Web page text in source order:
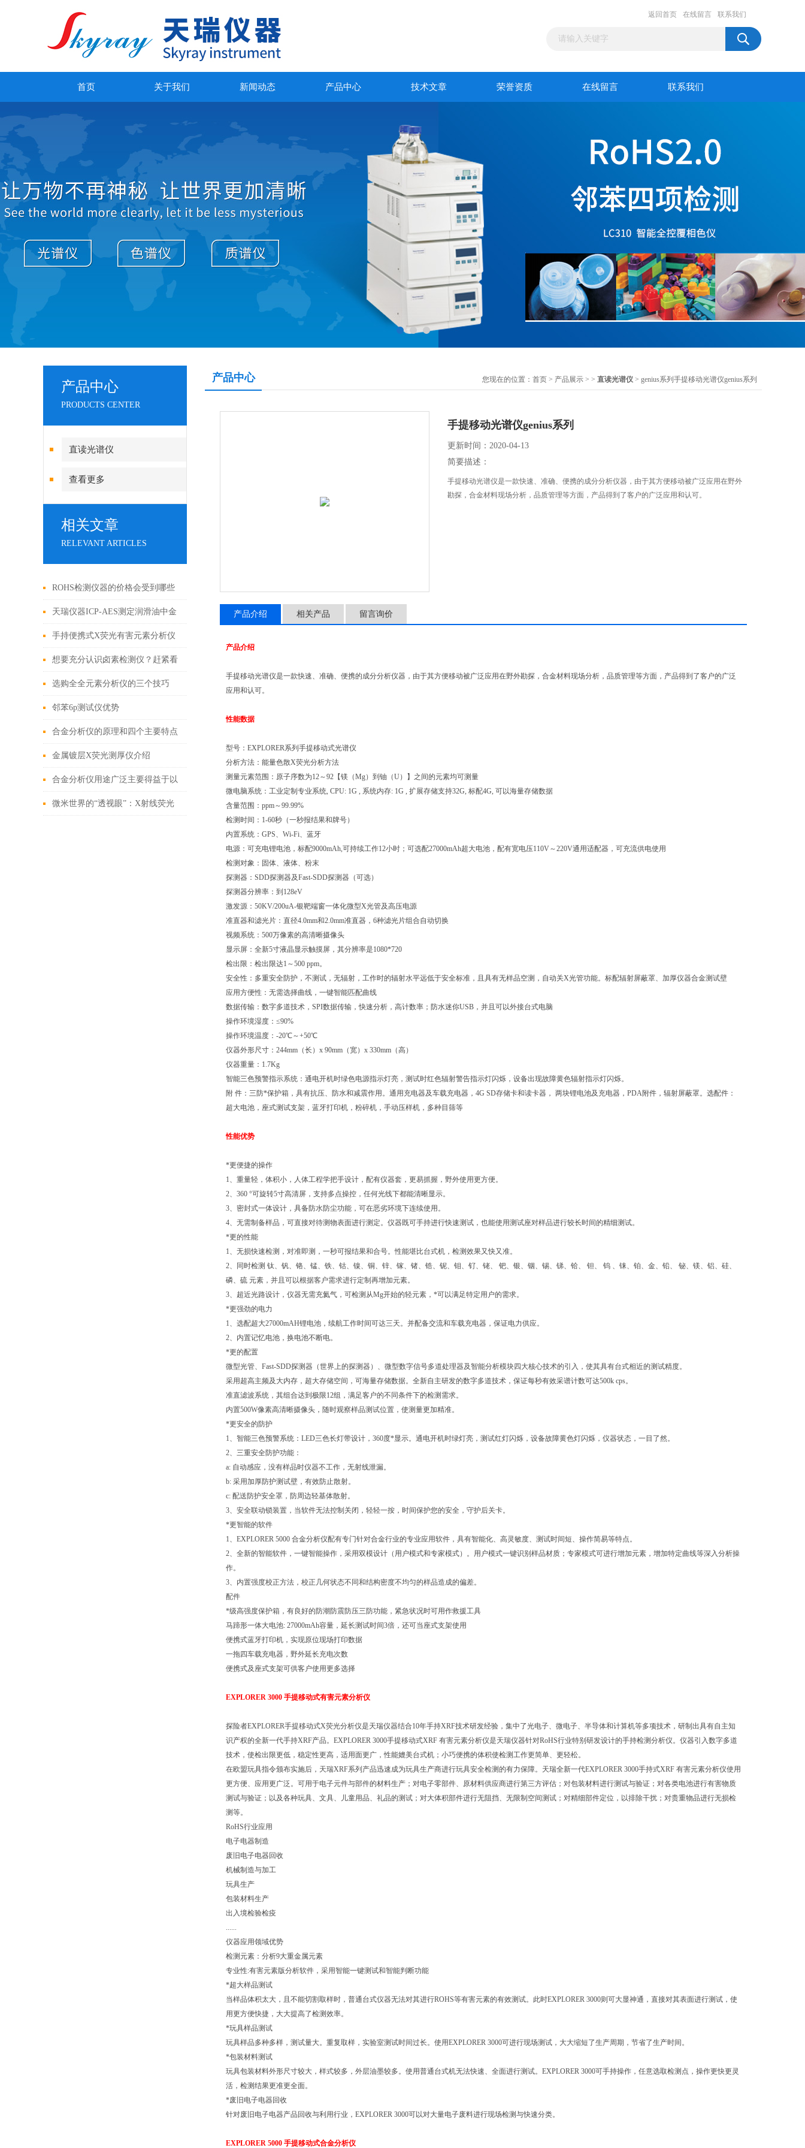
返回首页 在线留言 联系我们
首页 关于我们 新闻动态 产品中心 技术文章 荣誉资质 在线留言 联系我们
产品中心
PRODUCTS CENTER
直读光谱仪
查看更多
相关文章
RELEVANT ARTICLES
ROHS检测仪器的价格会受到哪些
因素的影响
天瑞仪器ICP-AES测定润滑油中金
属元素
手持便携式X荧光有害元素分析仪
六大性能优势
想要充分认识卤素检测仪？赶紧看
过来
选购全全元素分析仪的三个技巧
邻苯6p测试仪优势
合金分析仪的原理和四个主要特点
金属镀层X荧光测厚仪介绍
合金分析仪用途广泛主要得益于以
下优势
微米世界的“透视眼”：X射线荧光
产品中心 您现在的位置： 首页 > 产品展示 > > 直读光谱仪 > genius系列手提移动光谱仪genius系列
手提移动光谱仪genius系列
更新时间：2020-04-13
简要描述：
手提移动光谱仪是一款快速、准确、便携的成分分析仪器，由于其方便移动被广泛应用在野外
勘探，合金材料现场分析，品质管理等方面，产品得到了客户的广泛应用和认可。
产品介绍 相关产品 留言询价
产品介绍
手提移动光谱仪是一款快速、准确、便携的成分分析仪器，由于其方便移动被广泛应用在野外勘探，合金材料现场分析，品质管理等方面，产品得到了客户的广泛
应用和认可。
性能数据
型号：EXPLORER系列手提移动式光谱仪
分析方法：能量色散X荧光分析方法
测量元素范围：原子序数为12～92【镁（Mg）到铀（U）】之间的元素均可测量
微电脑系统：工业定制专业系统, CPU: 1G , 系统内存: 1G , 扩展存储支持32G, 标配4G, 可以海量存储数据
含量范围：ppm～99.99%
检测时间：1-60秒（一秒报结果和牌号）
内置系统：GPS、Wi-Fi、蓝牙
电源：可充电锂电池，标配9000mAh,可持续工作12小时；可选配27000mAh超大电池，配有宽电压110V～220V通用适配器，可充流供电使用
检测对象：固体、液体、粉末
探测器：SDD探测器及Fast-SDD探测器（可选）
探测器分辨率：到128eV
激发源：50KV/200uA-银靶端窗一体化微型X光管及高压电源
准直器和滤光片：直径4.0mm和2.0mm准直器，6种滤光片组合自动切换
视频系统：500万像素的高清晰摄像头
显示屏：全新5寸液晶显示触摸屏，其分辨率是1080*720
检出限：检出限达1～500 ppm。
安全性：多重安全防护，不测试，无辐射，工作时的辐射水平远低于安全标准，且具有无样品空测，自动关X光管功能。标配辐射屏蔽罩、加厚仪器合金测试壁
应用方便性：无需选择曲线，一键智能匹配曲线
数据传输：数字多道技术，SPI数据传输，快速分析，高计数率；防水迷你USB，并且可以外接台式电脑
操作环境湿度：≤90%
操作环境温度：-20℃～+50℃
仪器外形尺寸：244mm（长）x 90mm（宽）x 330mm（高）
仪器重量：1.7Kg
智能三色预警指示系统：通电开机时绿色电源指示灯亮，测试时红色辐射警告指示灯闪烁，设备出现故障黄色辐射指示灯闪烁。
附 件：三防*保护箱，具有抗压、防水和减震作用。通用充电器及车载充电器，4G SD存储卡和读卡器， 两块锂电池及充电器，PDA附件，辐射屏蔽罩。选配件：
超大电池，座式测试支架，蓝牙打印机，粉碎机，手动压样机，多种目筛等
性能优势
*更便捷的操作
1、重量轻，体积小，人体工程学把手设计，配有仪器套，更易抓握，野外使用更方便。
2、360 °可旋转5寸高清屏，支持多点操控，任何光线下都能清晰显示。
3、密封式一体设计，具备防水防尘功能，可在恶劣环境下连续使用。
4、无需制备样品，可直接对待测物表面进行测定。仪器既可手持进行快速测试，也能使用测试座对样品进行较长时间的精细测试。
*更的性能
1、无损快速检测，对准即测，一秒可报结果和合号。性能堪比台式机，检测效果又快又准。
2、同时检测 钛、钒、铬、锰、铁、钴、镍、铜、锌、镓、锗、锆、铌、钼、钌、铑、 钯、银、铟、锡、锑、铪、 钽、 钨 、铼、铂、金、铅、 铋、镁、铝、硅、
磷、硫 元素，并且可以根据客户需求进行定制再增加元素。
3、超近光路设计，仪器无需充氦气，可检测从Mg开始的轻元素，*可以满足特定用户的需求。
*更强劲的电力
1、选配超大27000mAH锂电池，续航工作时间可达三天。并配备交流和车载充电器，保证电力供应。
2、内置记忆电池，换电池不断电。
*更的配置
微型光管、Fast-SDD探测器（世界上的探测器）、微型数字信号多道处理器及智能分析模块四大核心技术的引入，使其具有台式相近的测试精度。
采用超高主频及大内存，超大存储空间，可海量存储数据。全新自主研发的数字多道技术，保证每秒有效采谱计数可达500k cps。
准直滤波系统，其组合达到极限12组，满足客户的不同条件下的检测需求。
内置500W像素高清晰摄像头，随时观察样品测试位置，使测量更加精准。
*更安全的防护
1、智能三色预警系统：LED三色长灯带设计，360度*显示。通电开机时绿灯亮，测试红灯闪烁，设备故障黄色灯闪烁，仪器状态，一目了然。
2、三重安全防护功能：
a: 自动感应，没有样品时仪器不工作，无射线泄漏。
b: 采用加厚防护测试壁，有效防止散射。
c: 配送防护安全罩，防周边轻基体散射。
3、安全联动锁装置，当软件无法控制关闭，轻轻一按，时间保护您的安全，守护后关卡。
*更智能的软件
1、EXPLORER 5000 合金分析仪配有专门针对合金行业的专业应用软件，具有智能化、高灵敏度、测试时间短、操作简易等特点。
2、全新的智能软件，一键智能操作，采用双模设计（用户模式和专家模式）。用户模式一键识别样品材质；专家模式可进行增加元素，增加特定曲线等深入分析操
作。
3、内置强度校正方法，校正几何状态不同和结构密度不均匀的样品造成的偏差。
配件
*级高强度保护箱，有良好的防潮防震防压三防功能，紧急状况时可用作救援工具
马蹄形一体大电池: 27000mAh容量，延长测试时间3倍，还可当座式支架使用
便携式蓝牙打印机，实现原位现场打印数据
一拖四车载充电器，野外延长充电次数
便携式及座式支架可供客户使用更多选择
EXPLORER 3000 手提移动式有害元素分析仪
探险者EXPLORER手提移动式X荧光分析仪是天瑞仪器结合10年手持XRF技术研发经验，集中了光电子、微电子、半导体和计算机等多项技术，研制出具有自主知
识产权的全新一代手持XRF产品。EXPLORER 3000手提移动式XRF 有害元素分析仪是天瑞仪器针对RoHS行业特别研发设计的手持检测分析仪。仪器引入数字多道
技术，使检出限更低，稳定性更高，适用面更广，性能媲美台式机；小巧便携的体积使检测工作更简单、更轻松。
在欧盟玩具指令颁布实施后，天瑞XRF系列产品迅速成为玩具生产商进行玩具安全检测的有力保障。天瑞全新一代EXPLORER 3000手持式XRF 有害元素分析仪使用
更方便、应用更广泛。可用于电子元件与部件的材料生产；对电子零部件、原材料供应商进行第三方评估；对包装材料进行测试与验证；对各类电池进行有害物质
测试与验证；以及各种玩具、文具、儿童用品、礼品的测试；对大体积部件进行无阻挡、无限制空间测试；对精细部件定位，以排除干扰；对贵重物品进行无损检
测等。
RoHS行业应用
电子电器制造
废旧电子电器回收
机械制造与加工
玩具生产
包装材料生产
出入境检验检疫
......
仪器应用领域优势
检测元素：分析9大重金属元素
专业性:有害元素版分析软件，采用智能一键测试和智能判断功能
*超大样品测试
当样品体积太大，且不能切割取样时，普通台式仪器无法对其进行ROHS等有害元素的有效测试。此时EXPLORER 3000则可大显神通，直接对其表面进行测试，使
用更方便快捷，大大提高了检测效率。
*玩具样品测试
玩具样品多种多样，测试量大。重复取样，实验室测试时间过长。使用EXPLORER 3000可进行现场测试，大大缩短了生产周期，节省了生产时间。
*包装材料测试
玩具包装材料外形尺寸较大，样式较多，外层油墨较多。使用普通台式机无法快速、全面进行测试。EXPLORER 3000可手持操作，任意选取检测点，操作更快更灵
活，检测结果更准更全面。
*废旧电子电器回收
针对废旧电子电器产品回收与利用行业，EXPLORER 3000可以对大量电子废料进行现场检测与快速分类。
EXPLORER 5000 手提移动式合金分析仪